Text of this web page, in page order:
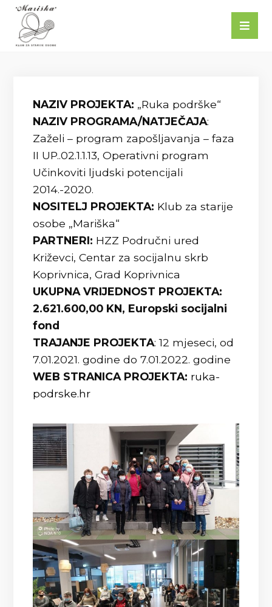
NAZIV PROJEKTA: „Ruka podrške“
NAZIV PROGRAMA/NATJEČAJA:
Zaželi – program zapošljavanja – faza
II UP..02.1.1.13, Operativni program
Učinkoviti ljudski potencijali
2014.-2020.
NOSITELJ PROJEKTA: Klub za starije
osobe „Mariška“
PARTNERI: HZZ Područni ured
Križevci, Centar za socijalnu skrb
Koprivnica, Grad Koprivnica
UKUPNA VRIJEDNOST PROJEKTA:
2.621.600,00 KN, Europski socijalni
fond
TRAJANJE PROJEKTA: 12 mjeseci, od
7.01.2021. godine do 7.01.2022. godine
WEB STRANICA PROJEKTA: ruka-
podrske.hr